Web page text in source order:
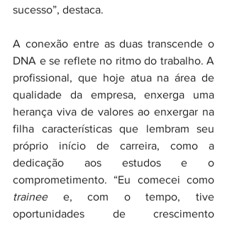
sucesso”, destaca.
A conexão entre as duas transcende o
DNA e se reflete no ritmo do trabalho. A
profissional, que hoje atua na área de
qualidade da empresa, enxerga uma
herança viva de valores ao enxergar na
filha características que lembram seu
próprio início de carreira, como a
dedicação aos estudos e o
trainee e, com o tempo, tive
oportunidades de crescimento